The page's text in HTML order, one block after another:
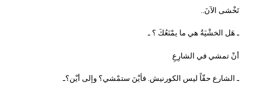
تَخْشى الآنَ
ـ هَل الخشْيَةُ هي ما يمْنَعُكَ ؟ ـ
أنْ تمشي في الشارِعِ
ـ الشارع حقّاً ليس الكورنيش. فأيْنَ ستمْشي؟ وإلى أيْن؟ـ